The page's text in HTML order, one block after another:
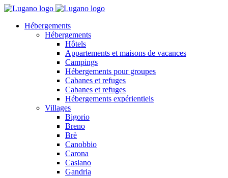
Hébergements
Hébergements
Hôtels
Appartements et maisons de vacances
Campings
Hébergements pour groupes
Cabanes et refuges
Cabanes et refuges
Hébergements expérientiels
Villages
Bigorio
Breno
Brè
Canobbio
Carona
Caslano
Gandria